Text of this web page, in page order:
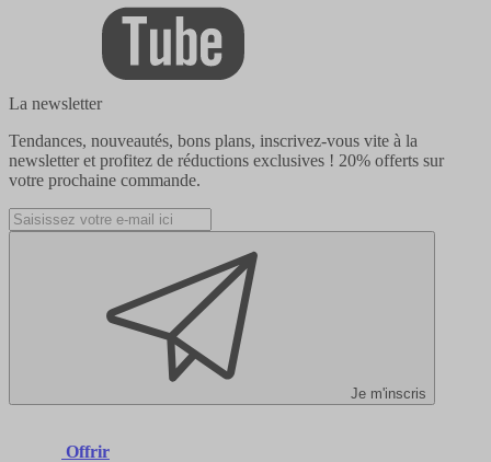
La newsletter
Tendances, nouveautés, bons plans, inscrivez-vous vite à la
newsletter et profitez de réductions exclusives ! 20% offerts sur
votre prochaine commande.
Je m'inscris
Offrir